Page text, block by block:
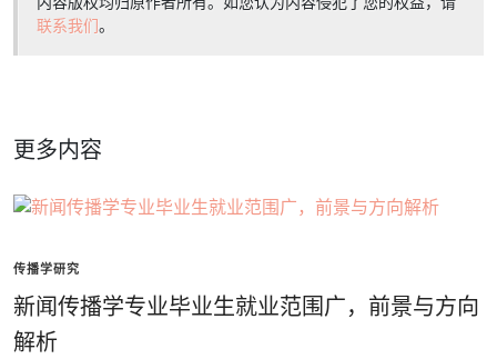
联系我们。
更多内容
传播学研究
新闻传播学专业毕业生就业范围广，前景与方向
解析